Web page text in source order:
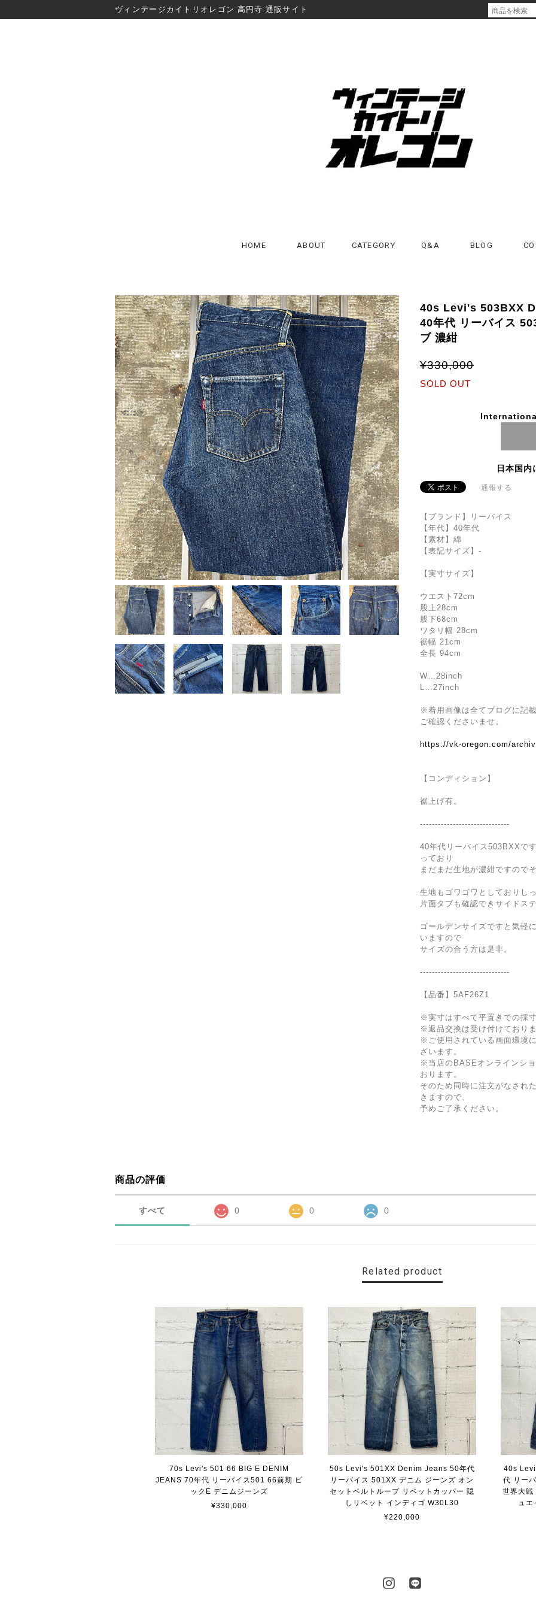
ヴィンテージカイトリオレゴン 高円寺 通販サイト
HOME ABOUT CATEGORY Q&A BLOG
40s Levi's 503BXX
40年代 リーバイス
ブ 濃紺
¥330,000
SOLD OUT
日本国内
通報する
【ブランド】リーバイス
【年代】40年代
【素材】綿
【表記サイズ】-
【実寸サイズ】
ウエスト72cm
股上28cm
股下68cm
ワタリ幅 28cm
裾幅 21cm
全長 94cm
W…28inch
L…27inch
※着用画像は全てブログに記
ご確認くださいませ。
https://vk-oregon.com/
【コンディション】
裾上げ有。
------------------------------
40年代リーバイス503BXXで
っており
まだまだ生地が濃紺ですので
生地もゴワゴワとしておりし
片面タブも確認できサイドス
ゴールデンサイズですと気軽
いますので
サイズの合う方は是非。
------------------------------
【品番】5AF26Z1
※実寸はすべて平置きでの採寸
※返品交換は受け付けておりま
※ご使用されている画面環境
ざいます。
※当店のBASEオンラインシ
おります。
そのため同時に注文がなされ
きますので、
予めご了承ください。
商品の評価
すべて 0 0 0
Related product
70s Levi's 501 66 BIG E DENIM
JEANS 70年代 リーバイス501 66前期 ビ
ックE デニムジーンズ
¥330,000
50s Levi's 501XX Denim Jeans 50年代
リーバイス 501XX デニム ジーンズ オン
セットベルトループ リベットカッパー 隠
しリベット インディゴ W30L30
¥220,000
40s
代 リー
世界大戦
ュエ